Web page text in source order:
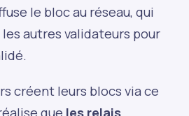
le bloc au réseau, qui
autres validateurs pour
créent leurs blocs via ce
que les relais